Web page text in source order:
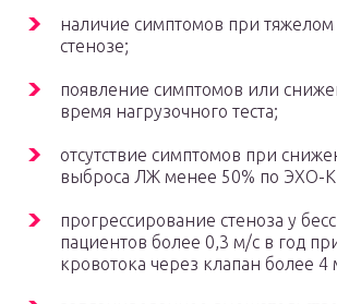
наличие симптомов при тяжелом
стенозе;
появление симптомов или
время нагрузочного теста;
отсутствие симптомов при
выброса ЛЖ менее 50% по ЭХО-
прогрессирование стеноза у
пациентов более 0,3 м/с в год
кровотока через клапан более 4